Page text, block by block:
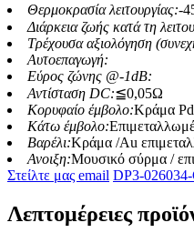
Θερμοκρασία λειτουργίας:-
Διάρκεια ζωής κατά τη
Τρέχουσα αξιολόγηση
Αυτοεπαγωγή:
Εύρος ζώνης @-1dB:
Αντίσταση DC:≦0,05Ω
Κορυφαίο έμβολο:Κράμα
Κάτω έμβολο:
Βαρέλι:Κράμα /Au
Ανοιξη:Μουσικό σύρμα /
Στείλτε μας email DP3-
Λεπτομέρειες